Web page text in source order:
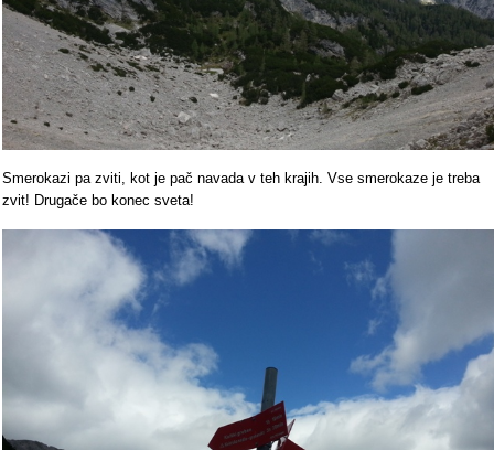
Smerokazi pa zviti, kot je pač navada v teh krajih. Vse smerokaze je treba
zvit! Drugače bo konec sveta!